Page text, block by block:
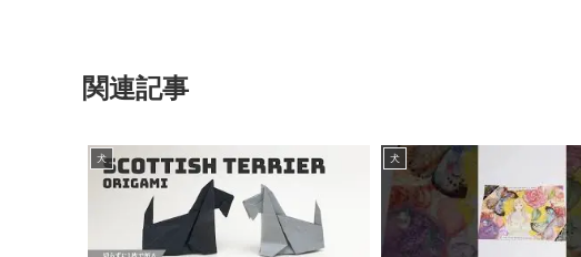
関連記事
犬 犬